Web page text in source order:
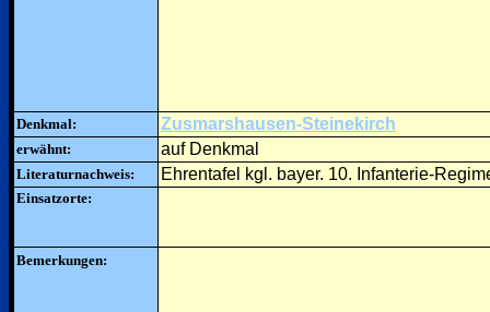
Denkmal: Zusmarshausen-Steinekirch
erwähnt: auf Denkmal
Literaturnachweis: Ehrentafel kgl. bayer. 10. Infanterie-
Einsatzorte:
Bemerkungen: